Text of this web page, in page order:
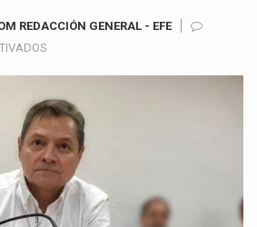
REDACCIÓN GENERAL - EFE
BORGE
AFIANZA
SU
CAMINO
HACIA
LA
CÁMARA